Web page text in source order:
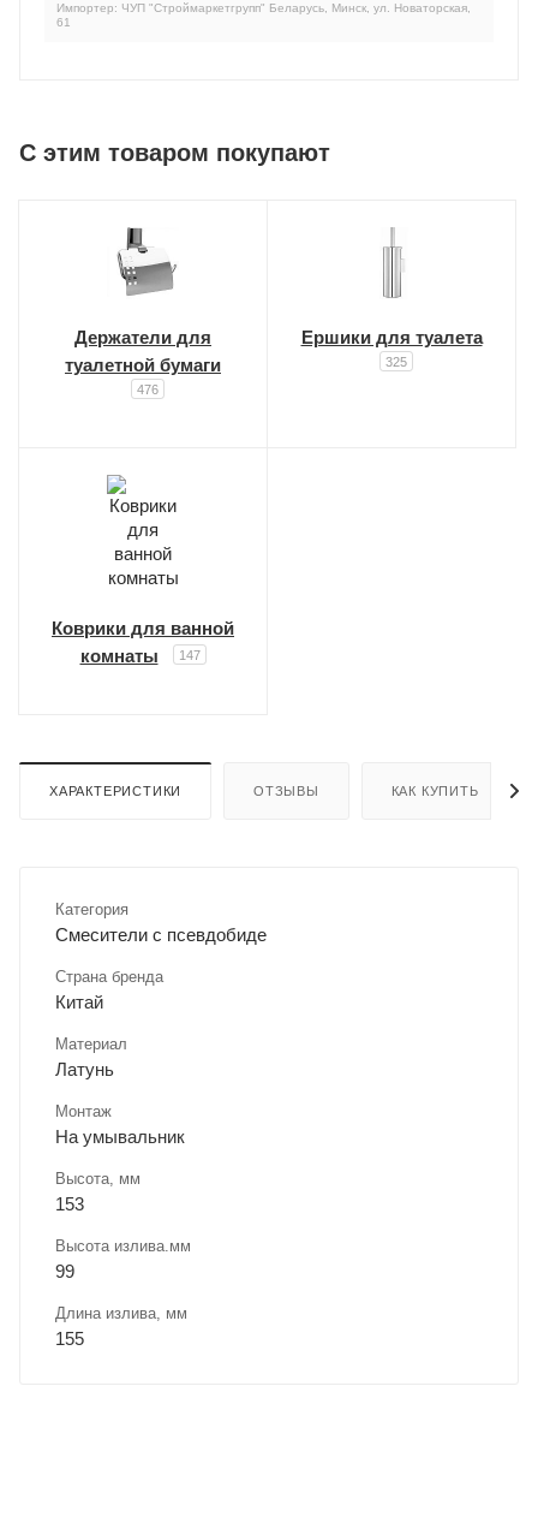
Импортер: ЧУП "Строймаркетгрупп" Беларусь, Минск, ул. Новаторская,
61
C этим товаром покупают
Держатели для
туалетной бумаги
476
Ершики для туалета
325
Коврики для ванной
комнаты
147
ХАРАКТЕРИСТИКИ ОТЗЫВЫ КАК КУПИТЬ
Категория
Смесители с псевдобиде
Страна бренда
Китай
Материал
Латунь
Монтаж
На умывальник
Высота, мм
153
Высота излива.мм
99
Длина излива, мм
155